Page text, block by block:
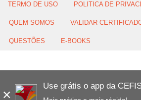
×
Use grátis o app da
TERMO DE USO POLITICA DE
QUEM SOMOS VALIDAR
QUESTÕES E-BOOKS